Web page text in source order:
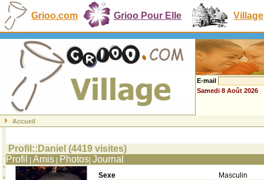
Grioo.com Grioo Pour Elle Village
E-mail
Samedi 8 Août 2026
Accueil
Profil::Daniel (4419 visites)
Profil
Amis Photos Journal
Sexe
Masculin